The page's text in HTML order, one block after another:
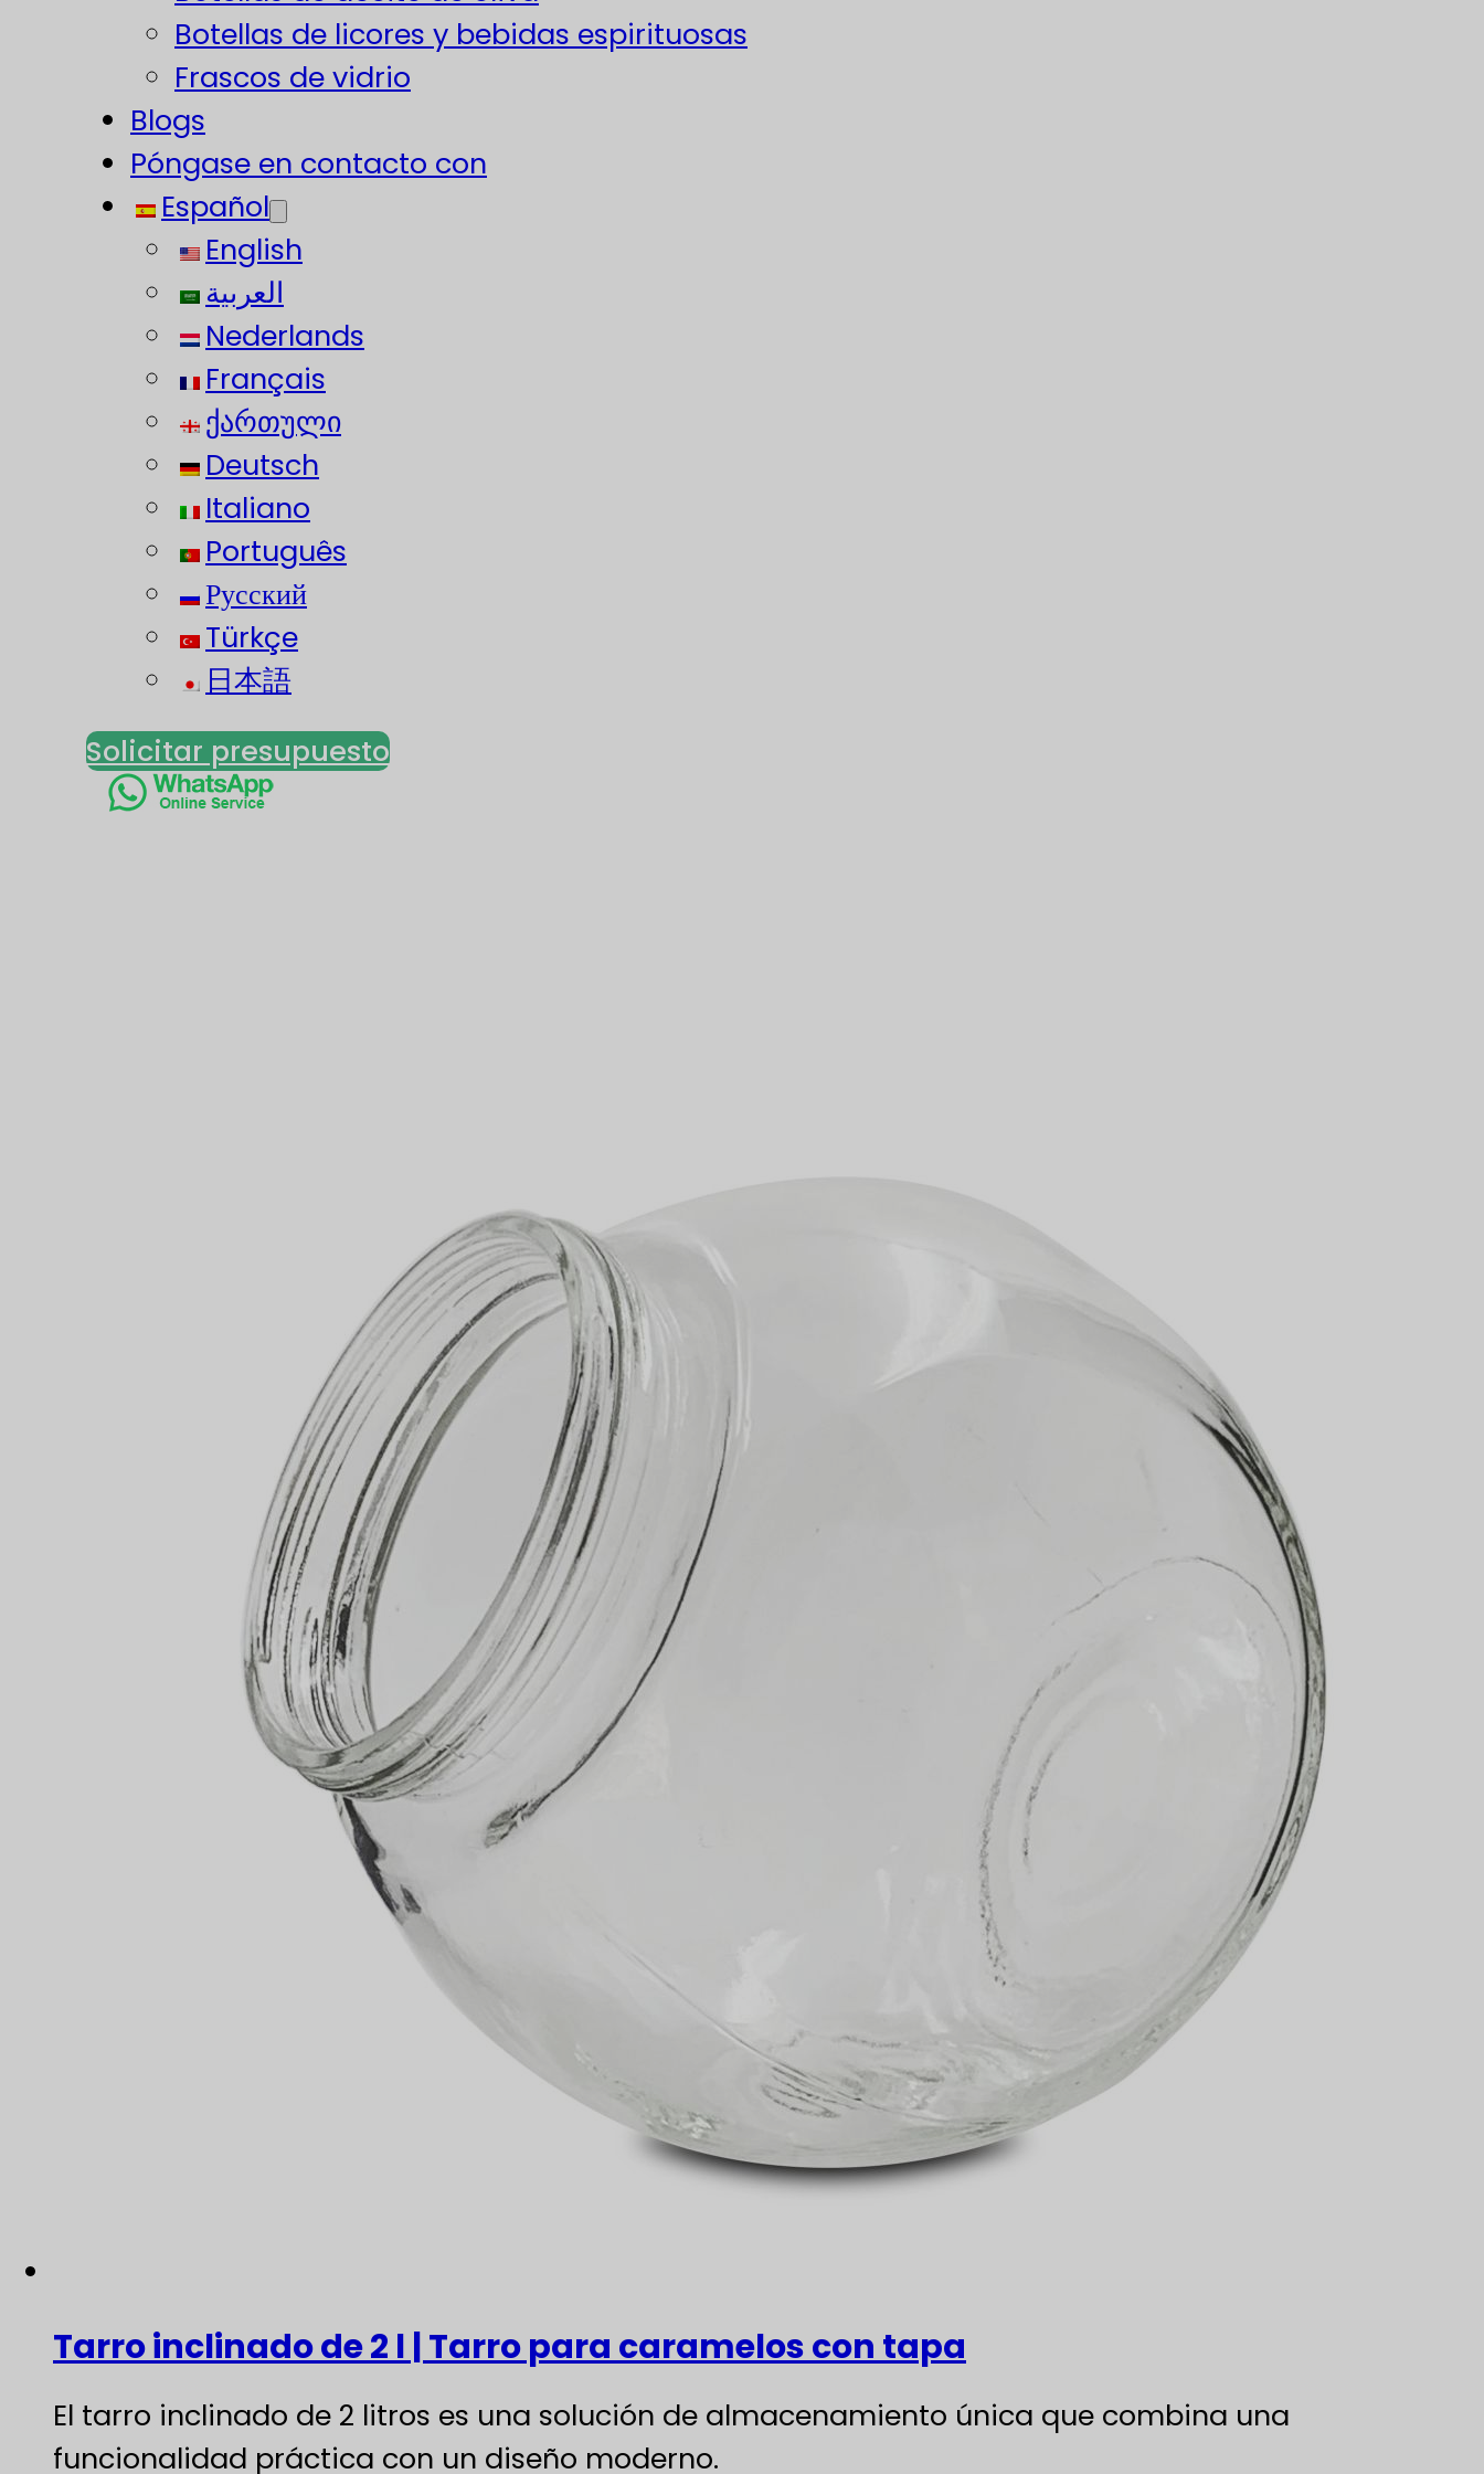
Botellas de licores y bebidas espirituosas
Frascos de vidrio
Blogs
Póngase en contacto con
Español
English
العربية
Nederlands
Français
ქართული
Deutsch
Italiano
Português
Русский
Türkçe
日本語
Solicitar presupuesto
Tarro inclinado de 2 l | Tarro para caramelos con tapa
El tarro inclinado de 2 litros es una solución de almacenamiento única que combina una
funcionalidad práctica con un diseño moderno.